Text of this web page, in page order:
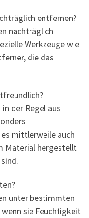
entfernen?
nachträglich
Werkzeuge wie
die das
der Regel aus
mittlerweile auch
Material hergestellt
unter bestimmten
sie Feuchtigkeit